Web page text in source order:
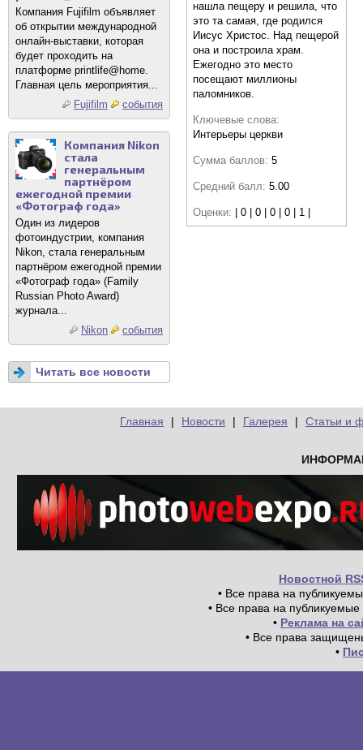
Компания Fujifilm объявляет
об открытии международной
онлайн-выставки, которая
будет проходить на
платформе printlife@home.
Главная цель мероприятия...
Fujifilm
события
Компания Nikon
стала
генеральным
партнёром
ежегодной премии
«Фотограф года»
Один из лидеров
фотоиндустрии, компания
Nikon, стала генеральным
партнёром ежегодной премии
«Фотограф года» (Family
Russian Photo Award)
журнала...
Nikon
события
Читать все новости
нашла пещеру и решила, что
это та самая, где родился
Иисус Христос. Над пещерой
она и построила храм.
Ежегодно это место
посещают миллионы
паломников.
Ключевые слова:
Интерьеры церкви
Сумма баллов: 5
Средний балл: 5.00
Оценки: | 0 | 0 | 0 | 0 | 1 |
Главная | Новости | Галерея | Статьи и
Новостной
• Все права на
• Все права на
• Реклама на
• Все права
•